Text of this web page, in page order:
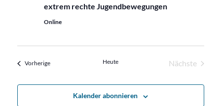
extrem rechte Jugendbewegungen
Online
VorherigeVeranstaltungen Heute
Nächste
Kalender abonnieren